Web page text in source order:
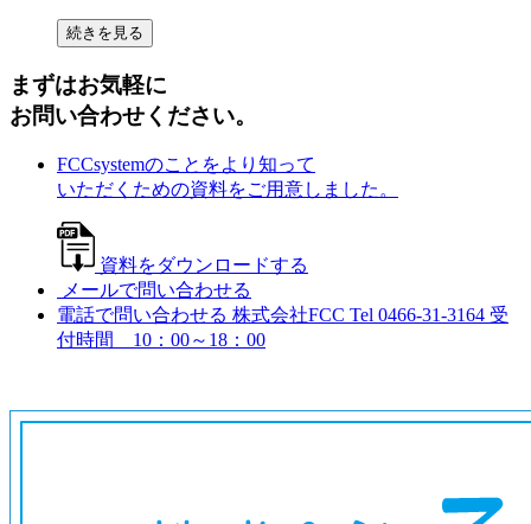
続きを見る
まずはお気軽に
お問い合わせください。
FCCsystemのことをより知って
いただくための資料をご用意しました。
資料をダウンロードする
メールで問い合わせる
電話で問い合わせる 株式会社FCC Tel 0466-31-3164 受
付時間 10：00～18：00